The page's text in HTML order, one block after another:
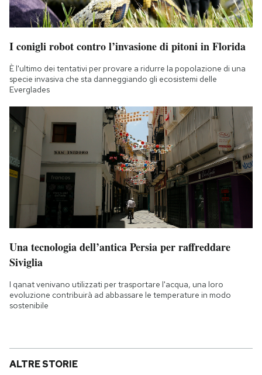
I conigli robot contro l’invasione di pitoni in Florida
È l'ultimo dei tentativi per provare a ridurre la popolazione di una
specie invasiva che sta danneggiando gli ecosistemi delle
Everglades
Una tecnologia dell’antica Persia per raffreddare
Siviglia
I qanat venivano utilizzati per trasportare l'acqua, una loro
evoluzione contribuirà ad abbassare le temperature in modo
sostenibile
ALTRE STORIE